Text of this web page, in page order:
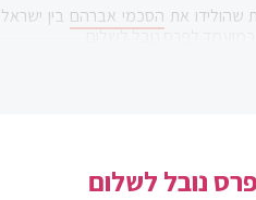
שהולידו את הסכמי אברהם בין ישראל
, כמועמד לפרס נובל לשלום.
נובל לשלום